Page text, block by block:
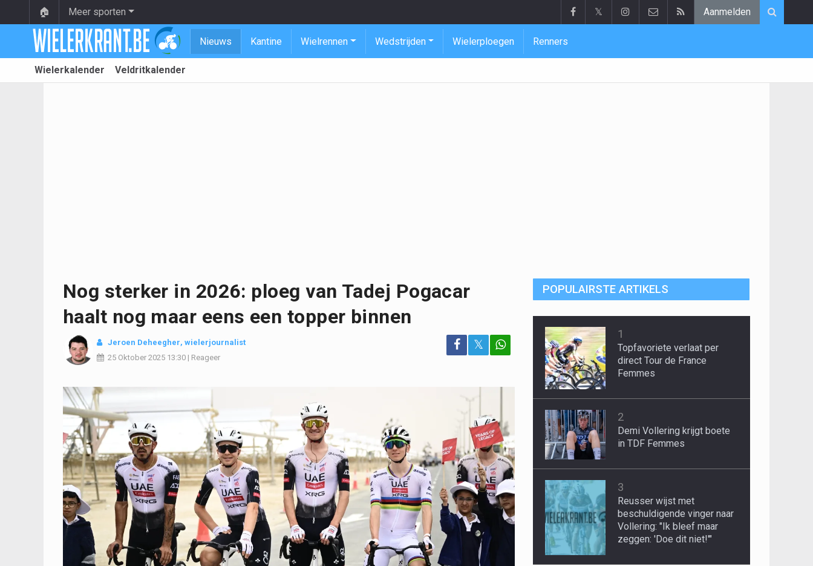
🏠 Meer sporten 𝕏 Aanmelden
Nieuws Kantine Wielrennen Wedstrijden Wielerploegen Renners
Wielerkalender Veldritkalender
Nog sterker in 2026: ploeg van Tadej Pogacar
haalt nog maar eens een topper binnen
Jeroen Deheegher, wielerjournalist
25 Oktober 2025 13:30 | Reageer
𝕏
POPULAIRSTE ARTIKELS
1
Topfavoriete verlaat per
direct Tour de France
Femmes
2
Demi Vollering krijgt boete
in TDF Femmes
3
Reusser wijst met
beschuldigende vinger naar
Vollering: "Ik bleef maar
zeggen: 'Doe dit niet!'"